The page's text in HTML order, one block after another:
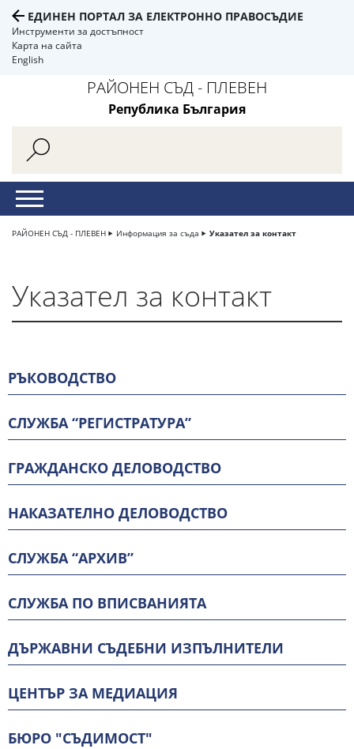
ЕДИНЕН ПОРТАЛ ЗА ЕЛЕКТРОННО ПРАВОСЪДИЕ
Инструменти за достъпност
Карта на сайта
English
РАЙОНЕН СЪД - ПЛЕВЕН
Република България
РАЙОНЕН СЪД - ПЛЕВЕН Информация за съда Указател за контакт
Указател за контакт
РЪКОВОДСТВО
СЛУЖБА “РЕГИСТРАТУРА”
ГРАЖДАНСКО ДЕЛОВОДСТВО
НАКАЗАТЕЛНО ДЕЛОВОДСТВО
СЛУЖБА “АРХИВ”
СЛУЖБА ПО ВПИСВАНИЯТА
ДЪРЖАВНИ СЪДЕБНИ ИЗПЪЛНИТЕЛИ
ЦЕНТЪР ЗА МЕДИАЦИЯ
БЮРО "СЪДИМОСТ"